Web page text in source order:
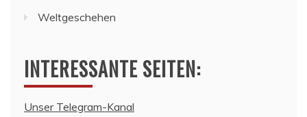
Weltgeschehen
INTERESSANTE SEITEN:
Unser Telegram-Kanal